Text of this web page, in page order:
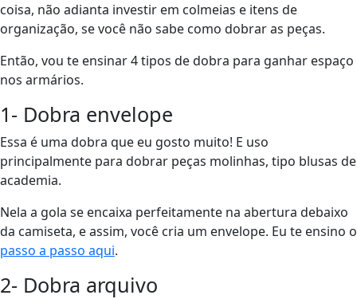
coisa, não adianta investir em colmeias e itens de
organização, se você não sabe como dobrar as peças.
Então, vou te ensinar 4 tipos de dobra para ganhar espaço
nos armários.
1- Dobra envelope
Essa é uma dobra que eu gosto muito! E uso
principalmente para dobrar peças molinhas, tipo blusas de
academia.
Nela a gola se encaixa perfeitamente na abertura debaixo
da camiseta, e assim, você cria um envelope. Eu te ensino o
passo a passo aqui.
2- Dobra arquivo